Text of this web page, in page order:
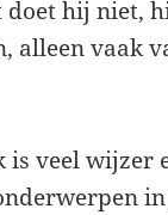
hij niet,
alleen vaak
is veel wijzer